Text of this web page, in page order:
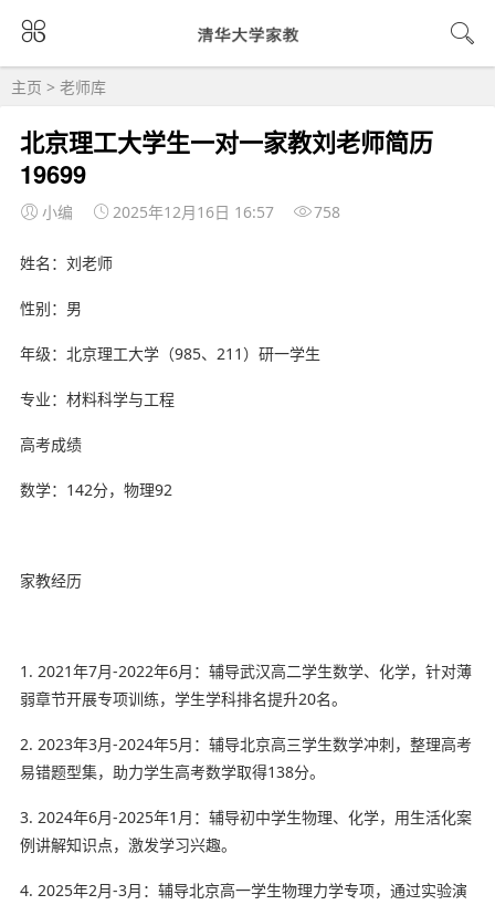
主页 > 老师库
北京理工大学生一对一家教刘老师简历
19699
小编 2025年12月16日 16:57 758
姓名：刘老师
性别：男
年级：北京理工大学（985、211）研一学生
专业：材料科学与工程
高考成绩
数学：142分，物理92
家教经历
1. 2021年7月-2022年6月：辅导武汉高二学生数学、化学，针对薄
弱章节开展专项训练，学生学科排名提升20名。
2. 2023年3月-2024年5月：辅导北京高三学生数学冲刺，整理高考
易错题型集，助力学生高考数学取得138分。
3. 2024年6月-2025年1月：辅导初中学生物理、化学，用生活化案
例讲解知识点，激发学习兴趣。
4. 2025年2月-3月：辅导北京高一学生物理力学专项，通过实验演